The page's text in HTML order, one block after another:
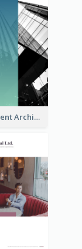
Blue Gradient Architecture Annual Report